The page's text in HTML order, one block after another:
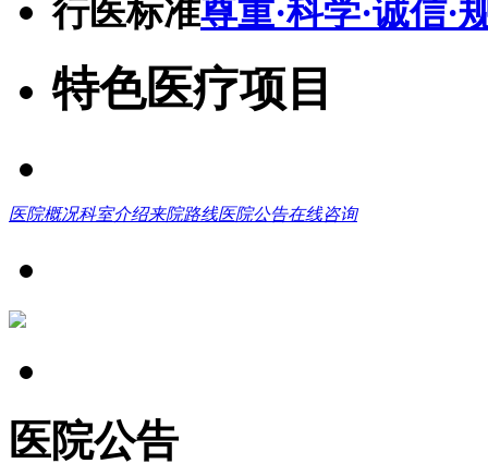
行医标准尊重·科学·诚信·
特色医疗项目
医院概况科室介绍来院路线医院公告在线咨询
医院公告